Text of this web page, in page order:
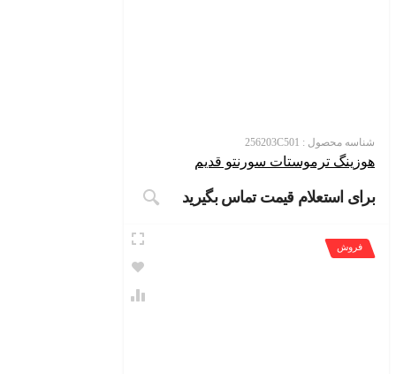
محصول :256203C501
ترموستات سورنتو قدیم
استعلام قیمت تماس بگیرید